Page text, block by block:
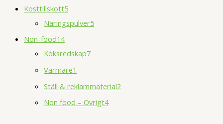
Kosttillskott5
Näringspulver5
Non-food14
Köksredskap7
Värmare1
Ställ & reklammaterial2
Non food – Övrigt4